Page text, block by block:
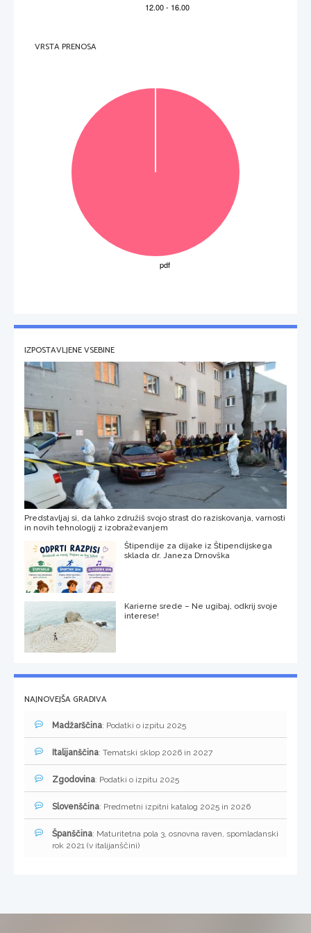
VRSTA PRENOSA
IZPOSTAVLJENE VSEBINE
Predstavljaj si, da lahko združiš svojo strast do raziskovanja, varnosti
in novih tehnologij z izobraževanjem
Štipendije za dijake iz Štipendijskega
sklada dr. Janeza Drnovška
Karierne srede – Ne ugibaj, odkrij svoje
interese!
NAJNOVEJŠA GRADIVA
Madžarščina: Podatki o izpitu 2025
Italijanščina: Tematski sklop 2026 in 2027
Zgodovina: Podatki o izpitu 2025
Slovenščina: Predmetni izpitni katalog 2025 in 2026
Španščina: Maturitetna pola 3, osnovna raven, spomladanski
rok 2021 (v italijanščini)